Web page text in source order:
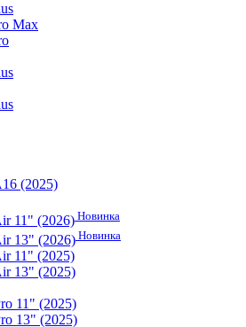
Max
(2025)
11" (2026) Новинка
13" (2026) Новинка
11" (2025)
13" (2025)
11" (2025)
13" (2025)